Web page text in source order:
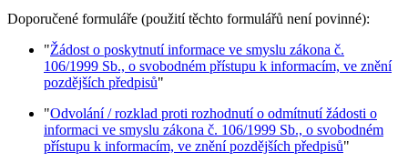
Doporučené formuláře (použití těchto formulářů není povinné):
"Žádost o poskytnutí informace ve smyslu zákona č.
106/1999 Sb., o svobodném přístupu k informacím, ve znění
pozdějších předpisů"
"Odvolání / rozklad proti rozhodnutí o odmítnutí žádosti o
informaci ve smyslu zákona č. 106/1999 Sb., o svobodném
přístupu k informacím, ve znění pozdějších předpisů"